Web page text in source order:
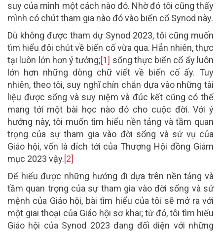
suy của mình một cách nào đó. Nhờ đó tôi cũng thấy
mình có chút tham gia nào đó vào biến cố Synod này.
Dù không được tham dự Synod 2023, tôi cũng muốn
tìm hiểu đôi chút về biến cố vừa qua. Hẳn nhiên, thực
tại luôn lớn hơn ý tưởng;[1] sống thực biến cố ấy luôn
lớn hơn những dòng chữ viết về biến cố ấy. Tuy
nhiên, theo tôi, suy nghĩ chín chắn dựa vào những tài
liệu được sống và suy niệm và đúc kết cũng có thể
mang tới một bài học nào đó cho cuộc đời. Với ý
hướng này, tôi muốn tìm hiểu nền tảng và tầm quan
trọng của sự tham gia vào đời sống và sứ vụ của
Giáo hội, vốn là đích tới của Thượng Hội đồng Giám
mục 2023 vậy.[2]
Để hiểu được những hướng đi dựa trên nền tảng và
tầm quan trọng của sự tham gia vào đời sống và sứ
mệnh của Giáo hội, bài tìm hiểu của tôi sẽ mở ra với
một giai thoại của Giáo hội sơ khai; từ đó, tôi tìm hiểu
Giáo hội của Synod 2023 đang đối diện với những